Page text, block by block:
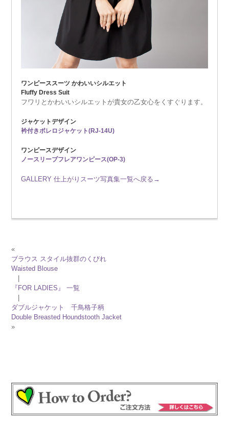
ワンピーススーツ かわいいシルエット
Fluffy Dress Suit
フワリとかわいいシルエットが貴女の乙女心をくすぐります。
ジャケットデザイン
衿付きボレロジャケット(RJ-14U)
ワンピースデザイン
ノースリーブフレアワンピース(OP-3)
GALLERY 仕上がりスーツ写真集一覧へ戻る→
«
ブラウス スタイル抜群のくびれ
Waisted Blouse
『FOR LADIES』 一覧
ダブルジャケット 千鳥格子柄
Double Breasted Houndstooth Jacket
»